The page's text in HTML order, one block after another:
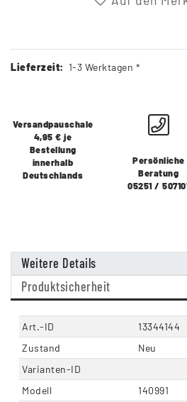
Lieferzeit: 1-3 Werktagen *
Versandpauschale
4,95 € je
Bestellung
innerhalb
Deutschlands
Persönliche
Beratung
05251 /
Weitere Details
Produktsicherheit
Art.-ID
13344144
Zustand
Neu
Varianten-ID
Modell
140991